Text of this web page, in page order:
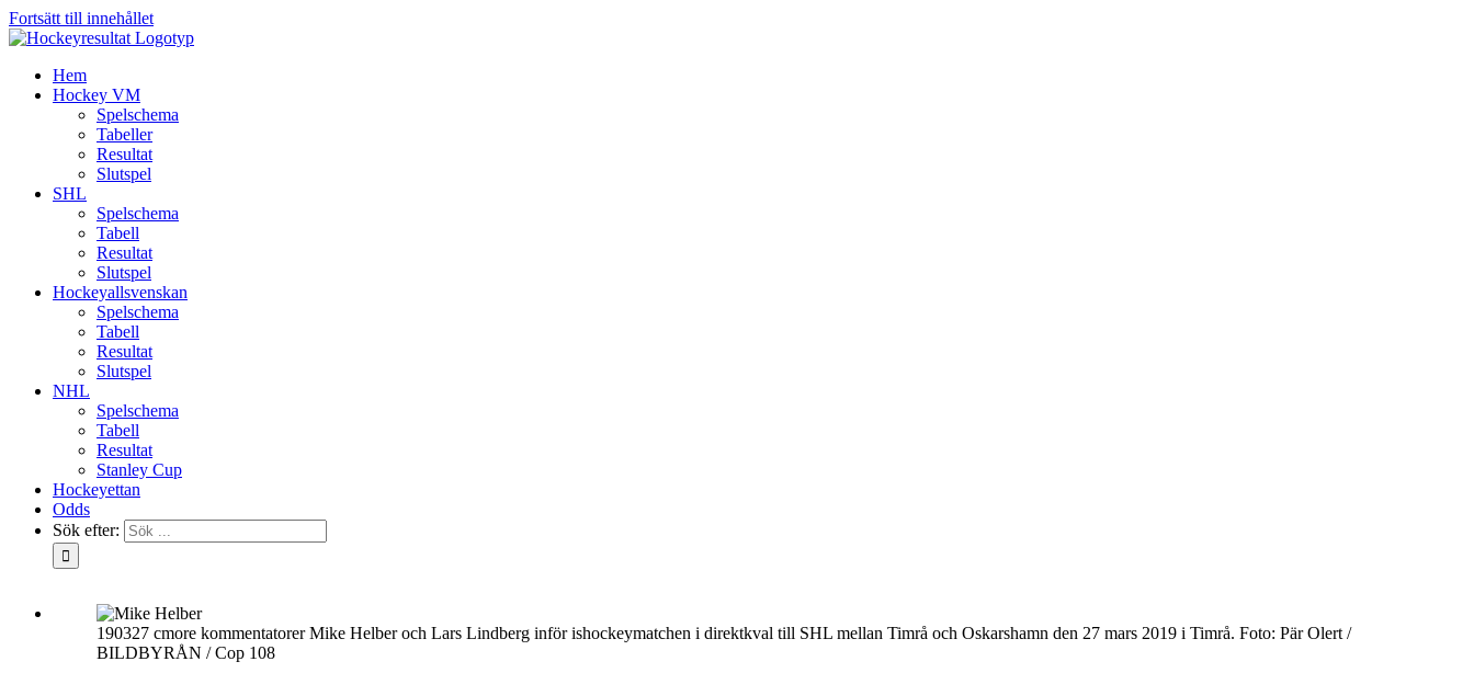
Fortsätt till innehållet
Hem
Hockey VM
Spelschema
Tabeller
Resultat
Slutspel
SHL
Spelschema
Tabell
Resultat
Slutspel
Hockeyallsvenskan
Spelschema
Tabell
Resultat
Slutspel
NHL
Spelschema
Tabell
Resultat
Stanley Cup
Hockeyettan
Odds
Sök efter:
190327 cmore kommentatorer Mike Helber och Lars Lindberg inför ishockeymatchen i direktkval till SHL mellan Timrå och Oskarshamn den 27 mars 2019 i Timrå. Foto: Pär Olert /
BILDBYRÅN / Cop 108